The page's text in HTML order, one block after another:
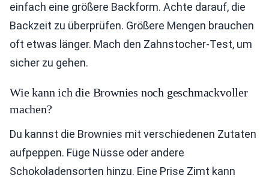
einfach eine größere Backform. Achte darauf, die
Backzeit zu überprüfen. Größere Mengen brauchen
oft etwas länger. Mach den Zahnstocher-Test, um
sicher zu gehen.
Wie kann ich die Brownies noch geschmackvoller
machen?
Du kannst die Brownies mit verschiedenen Zutaten
aufpeppen. Füge Nüsse oder andere
Schokoladensorten hinzu. Eine Prise Zimt kann